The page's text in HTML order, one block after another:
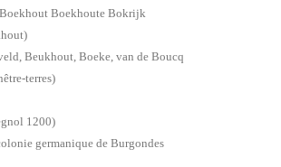
Boekhoute Bokrijk
Beukhout, Boeke, van de Boucq
terres)
1200)
germanique de Burgondes